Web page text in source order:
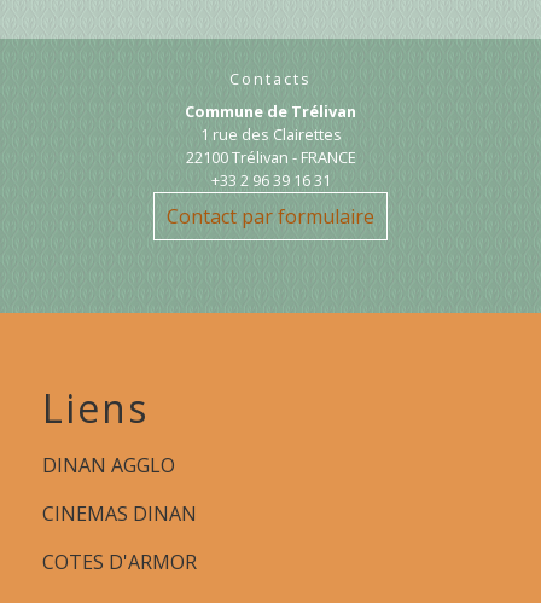
Contacts
Commune de Trélivan
1 rue des Clairettes
22100 Trélivan - FRANCE
+33 2 96 39 16 31
Contact par formulaire
Liens
DINAN AGGLO
CINEMAS DINAN
COTES D'ARMOR